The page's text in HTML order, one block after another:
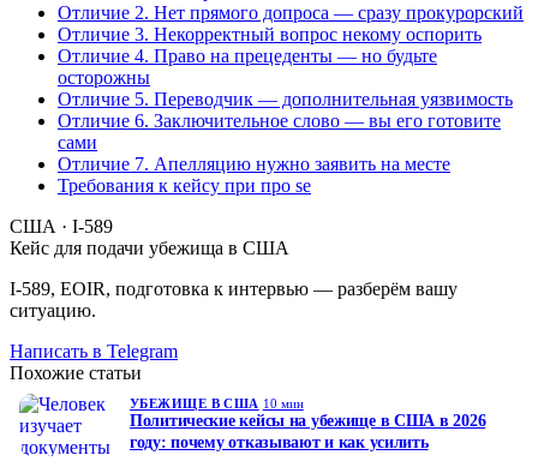
Отличие 2. Нет прямого допроса — сразу прокурорский
Отличие 3. Некорректный вопрос некому оспорить
Отличие 4. Право на прецеденты — но будьте
осторожны
Отличие 5. Переводчик — дополнительная уязвимость
Отличие 6. Заключительное слово — вы его готовите
сами
Отличие 7. Апелляцию нужно заявить на месте
Требования к кейсу при про se
США · I-589
Кейс для подачи убежища в США
I-589, EOIR, подготовка к интервью — разберём вашу
ситуацию.
Написать в Telegram
Похожие статьи
УБЕЖИЩЕ В США 10 мин
Политические кейсы на убежище в США в 2026
году: почему отказывают и как усилить